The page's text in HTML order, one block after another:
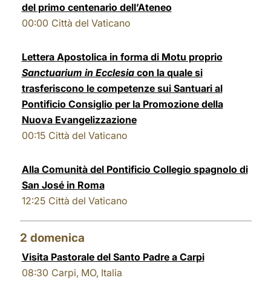
del primo centenario dell’Ateneo
00:00 Città del Vaticano
Lettera Apostolica in forma di Motu proprio
Sanctuarium in Ecclesiacon la quale si
trasferiscono le competenze sui Santuari al
Pontificio Consiglio per la Promozione della
Nuova Evangelizzazione
00:15 Città del Vaticano
Alla Comunità del Pontificio Collegio spagnolo di
San José in Roma
12:25 Città del Vaticano
2 domenica
Visita Pastorale del Santo Padre a Carpi
08:30 Carpi, MO, Italia